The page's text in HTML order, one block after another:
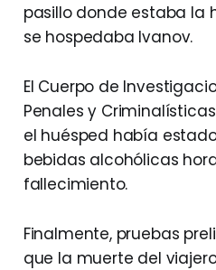
pasillo donde estaba la
se hospedaba Ivanov.
El Cuerpo de
Penales y
el huésped había
bebidas alcohólicas
fallecimiento.
Finalmente, pruebas
que la muerte del